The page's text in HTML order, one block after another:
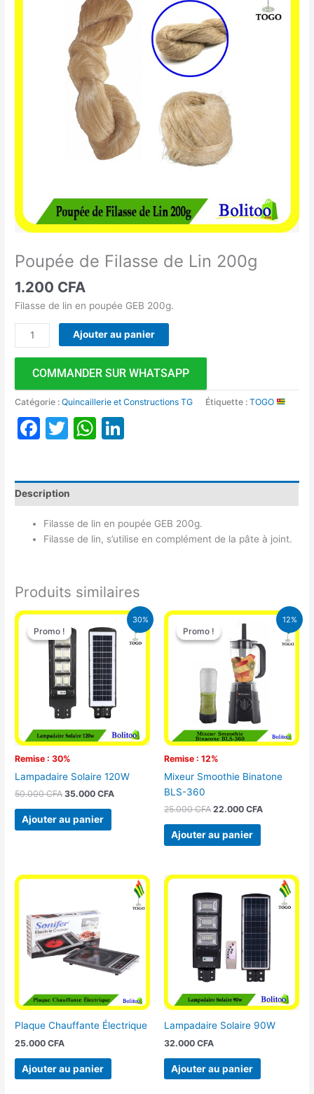
Poupée de Filasse de Lin 200g
1.200 CFA
Filasse de lin en poupée GEB 200g.
Ajouter au panier
COMMANDER SUR WHATSAPP
Catégorie :Quincaillerie et Constructions TG Étiquette :TOGO
Facebook
TwitterWhatsApp
Description
Filasse de lin en poupée GEB 200g.
Filasse de lin, s’utilise en complément de la pâte à joint.
Produits similaires
30%
Promo !
Remise : 30%
Promo !
Lampadaire Solaire 120W
50.000CFA
Le
prix
initial
était :
50.000 CFA.
35.000CFA
Le
prix
actuel
est :
35.000 CFA.
Ajouter au panier
12%
Promo !
Remise : 12%
Promo !
Mixeur Smoothie Binatone
BLS-360
25.000CFA
Le
prix
initial
était :
25.000 CFA.
22.000 CFA
Le
prix
actuel
est :
Ajouter au panier
Plaque Chauffante Électrique
25.000CFA
Ajouter au panier
Lampadaire Solaire 90W
32.000 CFA
Ajouter au panier